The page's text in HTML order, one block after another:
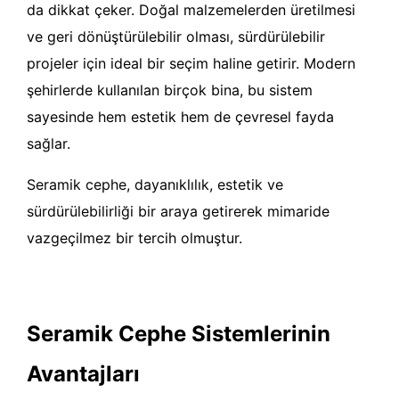
da dikkat çeker. Doğal malzemelerden üretilmesi
ve geri dönüştürülebilir olması, sürdürülebilir
projeler için ideal bir seçim haline getirir. Modern
şehirlerde kullanılan birçok bina, bu sistem
sayesinde hem estetik hem de çevresel fayda
sağlar.
Seramik cephe, dayanıklılık, estetik ve
sürdürülebilirliği bir araya getirerek mimaride
vazgeçilmez bir tercih olmuştur.
Seramik Cephe Sistemlerinin
Avantajları